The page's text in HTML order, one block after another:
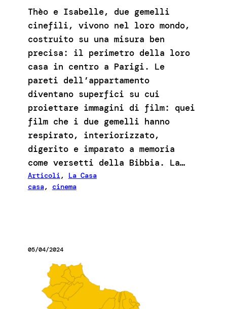
Thèo e Isabelle, due gemelli
cinefili, vivono nel loro mondo,
costruito su una misura ben
precisa: il perimetro della loro
casa in centro a Parigi. Le
pareti dell’appartamento
diventano superfici su cui
proiettare immagini di film: quei
film che i due gemelli hanno
respirato, interiorizzato,
digerito e imparato a memoria
come versetti della Bibbia. La…
Articoli , La Casa
casa, cinema
05/04/2024